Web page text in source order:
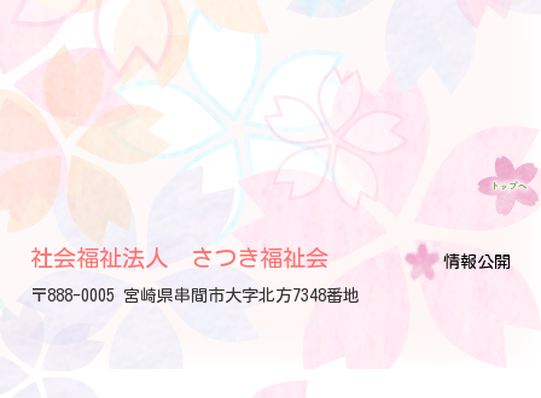
社会福祉法人 さつき福祉会
〒888-0005 宮崎県串間市大字北方7348番地
情報公開